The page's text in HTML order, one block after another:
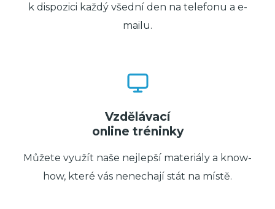
k dispozici každý všední den na telefonu a e-
mailu.
Vzdělávací
online tréninky
Můžete využít naše nejlepší materiály a know-
how, které vás nenechají stát na místě.